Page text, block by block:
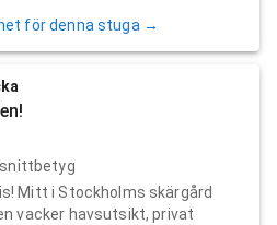
för denna stuga →
Mitt i Stockholms skärgård
vacker havsutsikt, privat